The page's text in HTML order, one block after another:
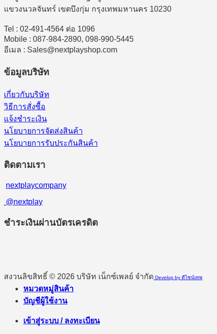
แขวงนวลจันทร์ เขตบึงกุ่ม กรุงเทพมหานคร 10230
Tel : 02-491-4564 ต่อ 1096
Mobile : 087-984-2890, 098-990-5445
อีเมล : Sales@nextplayshop.com
ข้อมูลบริษัท
เกี่ยวกับบริษัท
วิธีการสั่งซื้อ
แจ้งชำระเงิน
นโยบายการจัดส่งสินค้า
นโยบายการรับประกันสินค้า
ติดตามเรา
nextplaycompany
@nextplay
ชำระเงินผ่านบัตรเครดิต
สงวนลิขสิทธิ์ © 2026 บริษัท เน็กซ์เพลย์ จำกัด Develop by ดีไซน์เทพ
หมวดหมู่สินค้า
บัญชีผู้ใช้งาน
เข้าสู่ระบบ / ลงทะเบียน